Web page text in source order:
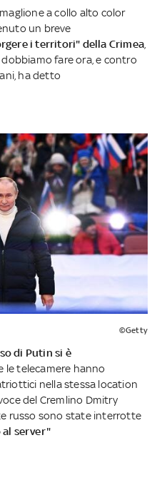
a collo alto color
un breve
i territori" della Crimea
fare ora, e contro
ha detto
©Getty
di Putin si è
le telecamere hanno
nella stessa location
del Cremlino Dmitry
russo sono state interrotte
al server"